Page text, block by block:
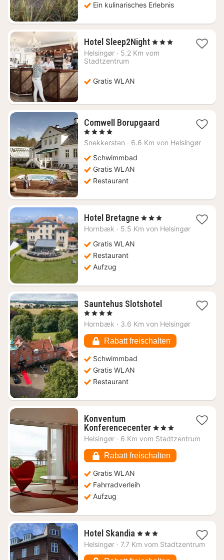
Ein kulinarisches Erlebnis
Hotel Sleep2Night1
Nacht
, 3 Sterne
Helsingør · 5.2 Km vom
Stadtzentrum
Gratis WLAN
Comwell Borupgaard1
ab
, 4 Sterne
Snekkersten · 6.6 Km von Helsingør
Schwimmbad
Gratis WLAN
Restaurant
Hotel Bretagne1
Nacht
, 3 Sterne
Hornbæk · 5.5 Km von Helsingør
Gratis WLAN
Restaurant
Aufzug
Sauntehus Slotshotel1
ab
87,97
€
, 4 Sterne
Hornbæk · 3.6 Km von Helsingør
Rabatt freischalten
Schwimmbad
Gratis WLAN
Restaurant
Konventum
Konferencecenter1
Nacht
107,23
€
, 3 Sterne
Helsingør · 6 Km vom Stadtzentrum
Rabatt freischalten
Gratis WLAN
Fahrradverleih
Aufzug
Hotel Skandia 1
Nacht
, 3 Sterne
Helsingør · 7.7 Km vom Stadtzentrum